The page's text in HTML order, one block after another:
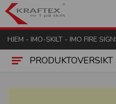
Kraftex -
HJEM - IMO-SKILT - IMO FIRE
PRODUKTOVERSIKT